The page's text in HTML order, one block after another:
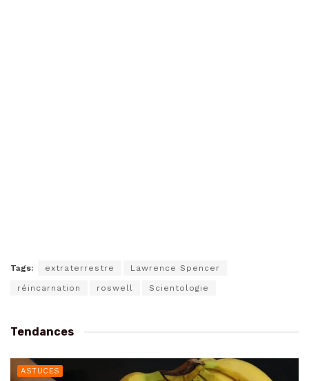
Tags: extraterrestre Lawrence Spencer
réincarnation roswell Scientologie
Tendances
ASTUCES